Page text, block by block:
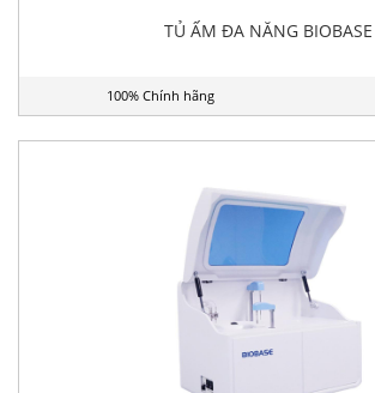
TỦ ẤM ĐA NĂNG BIOBASE
100% Chính hãng